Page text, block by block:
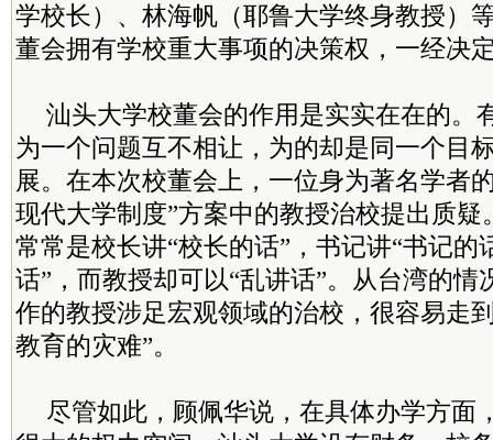
学校长）、林海帆（耶鲁大学终身教授）
董会拥有学校重大事项的决策权，一经决
汕头大学校董会的作用是实实在在的。
为一个问题互不相让，为的却是同一个
展。在本次校董会上，一位身为著名学者
现代大学制度”方案中的教授治校提出质
常常是校长讲“校长的话”，书记讲“书记的
话”，而教授却可以“乱讲话”。从台湾的情
作的教授涉足宏观领域的治校，很容易走
教育的灾难”。
尽管如此，顾佩华说，在具体办学方面